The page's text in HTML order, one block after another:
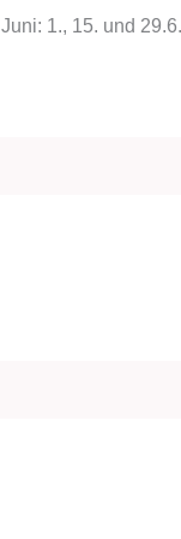
Juni: 1., 15. und